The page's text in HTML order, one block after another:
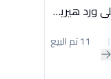
كوب350مللى ورد هيريفين
11 تم البيع